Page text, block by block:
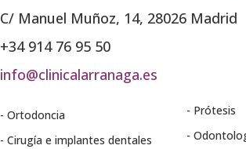
C/ Manuel Muñoz, 14, 28026 Madrid
+34 914 76 95 50
info@clinicalarranaga.es
Ortodoncia
Cirugía e implantes dentales
Prótesis